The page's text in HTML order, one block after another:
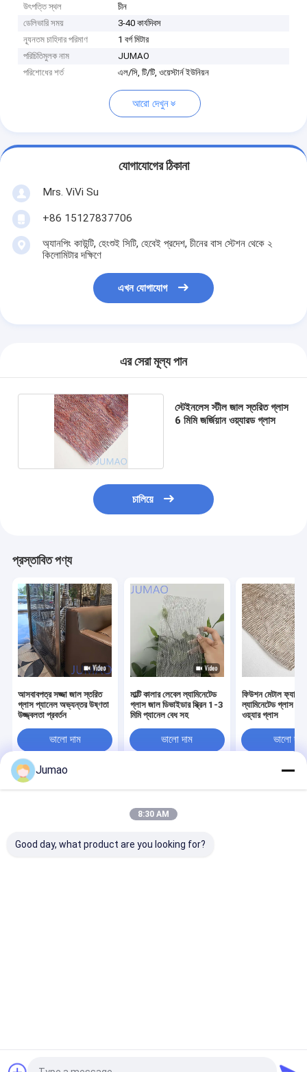
উৎপত্তি স্থল
চীন
ডেলিভারি সময়
3-40 কার্যদিবস
ন্যূনতম চাহিদার পরিমাণ
1 বর্গ মিটার
পরিচিতিমুলক নাম
JUMAO
পরিশোধের শর্ত
এল/সি, টি/টি, ওয়েস্টার্ন ইউনিয়ন
আরো দেখুন
যোগাযোগের ঠিকানা
Mrs. ViVi Su
+86 15127837706
অ্যানপিং কাউন্টি, হেংশুই সিটি, হেবেই প্রদেশ, চীনের বাস স্টেশন থেকে ২
কিলোমিটার দক্ষিণে
এখন যোগাযোগ
এর সেরা মূল্য পান
স্টেইনলেস স্টীল জাল স্তরিত গ্লাস
6 মিমি জর্জিয়ান ওয়্যারড গ্লাস
চালিয়ে
প্রস্তাবিত পণ্য
আসবাবপত্র সজ্জা জাল স্তরিত
গ্লাস প্যানেল অভ্যন্তর উষ্ণতা
উজ্জ্বলতা প্রবর্তন
ভালো দাম
মাল্টি কালার লেবেল ল্যামিনেটেড
গ্লাস জাল ডিভাইডার স্ক্রিন 1-3
মিমি প্যানেল বেধ সহ
ভালো দাম
ফিউশন মেটাল
ল্যামিনেটেড গ্লাস
ওয়্যার গ্লাস
ভালো দাম
বাড়ি
আমাদের
আমাদের সাথে যোগাযোগ
Desktop
সাইট ম্যাপ
গোপনীয়তা নীতি
COMMERCIAL AND TRADING CO.,LTD. All Rights Reserved.
Jumao
8:30 AM
Good day, what product are you looking for?